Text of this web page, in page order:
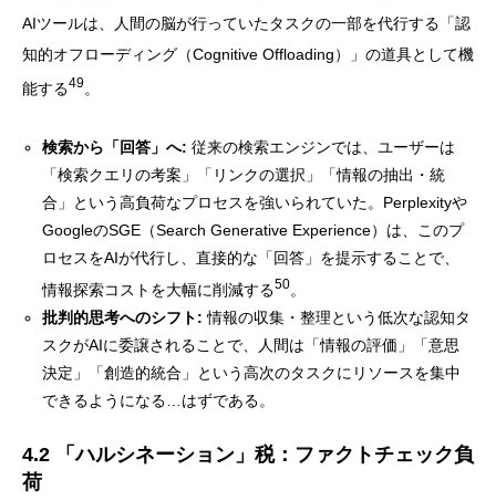
AIツールは、人間の脳が行っていたタスクの一部を代行する「認
知的オフローディング（Cognitive Offloading）」の道具として機
能する49。
検索から「回答」へ: 従来の検索エンジンでは、ユーザーは
「検索クエリの考案」「リンクの選択」「情報の抽出・統
合」という高負荷なプロセスを強いられていた。Perplexityや
GoogleのSGE（Search Generative Experience）は、このプ
ロセスをAIが代行し、直接的な「回答」を提示することで、
情報探索コストを大幅に削減する50。
批判的思考へのシフト: 情報の収集・整理という低次な認知タ
スクがAIに委譲されることで、人間は「情報の評価」「意思
決定」「創造的統合」という高次のタスクにリソースを集中
できるようになる…はずである。
4.2 「ハルシネーション」税：ファクトチェック負
荷